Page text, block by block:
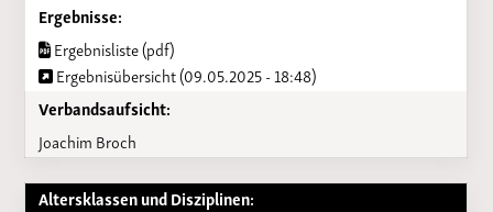
Ergebnisse:
Ergebnisliste (pdf)
Ergebnisübersicht (09.05.2025 - 18:48)
Verbandsaufsicht:
Joachim Broch
Altersklassen und Disziplinen: